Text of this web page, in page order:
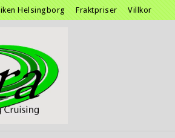
Helsingborg Fraktpriser Villkor